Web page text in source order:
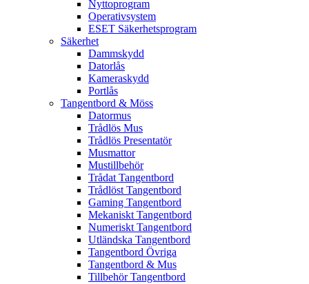
Nyttoprogram
Operativsystem
ESET Säkerhetsprogram
Säkerhet
Dammskydd
Datorlås
Kameraskydd
Portlås
Tangentbord & Möss
Datormus
Trådlös Mus
Trådlös Presentatör
Musmattor
Mustillbehör
Trådat Tangentbord
Trådlöst Tangentbord
Gaming Tangentbord
Mekaniskt Tangentbord
Numeriskt Tangentbord
Utländska Tangentbord
Tangentbord Övriga
Tangentbord & Mus
Tillbehör Tangentbord